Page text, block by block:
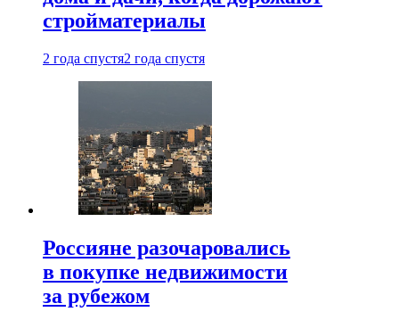
стройматериалы
2 года спустя2 года спустя
Россияне разочаровались
в покупке недвижимости
за рубежом